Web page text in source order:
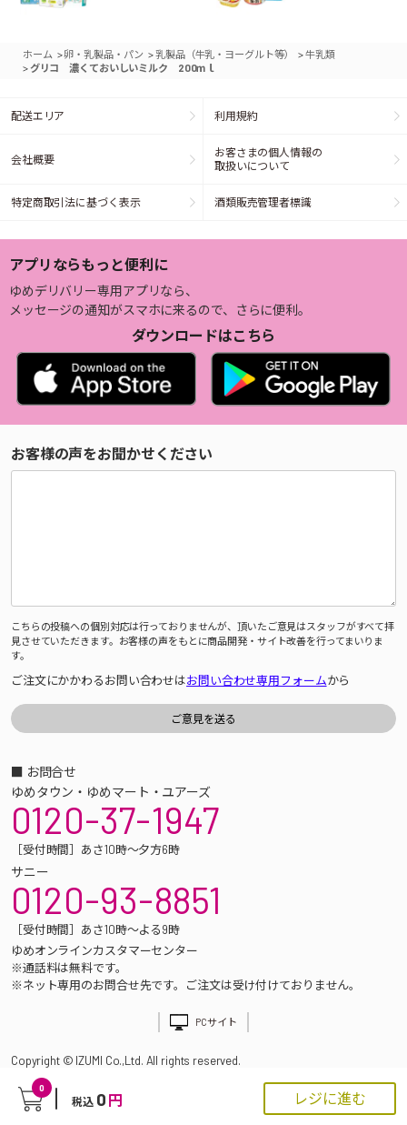
0
税込 0 円 レジに進む
ホーム >卵・乳製品・パン >乳製品（牛乳・ヨーグルト等） >牛乳類
>グリコ 濃くておいしいミルク 200ｍｌ
配送エリア 利用規約
会社概要
お客さまの個人情報の
取扱いについて
特定商取引法に基づく表示 酒類販売管理者標識
アプリならもっと便利に
ゆめデリバリー専用アプリなら、
メッセージの通知がスマホに来るので、さらに便利。
ダウンロードはこちら
お客様の声をお聞かせください
こちらの投稿への個別対応は行っておりませんが、頂いたご意見はスタッフがすべて拝
見させていただきます。お客様の声をもとに商品開発・サイト改善を行ってまいりま
す。
ご注文にかかわるお問い合わせはお問い合わせ専用フォームから
■ お問合せ
ゆめタウン・ゆめマート・ユアーズ
0120-37-1947
［受付時間］あさ10時～夕方6時
サニー
0120-93-8851
［受付時間］あさ10時～よる9時
ゆめオンラインカスタマーセンター
※通話料は無料です。
※ネット専用のお問合せ先です。ご注文は受け付けておりません。
PCサイト
Copyright © IZUMI Co.,Ltd. All rights reserved.